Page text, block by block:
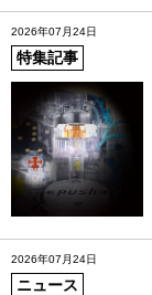
2026年07月24日
特集記事
2026年07月24日
ニュース